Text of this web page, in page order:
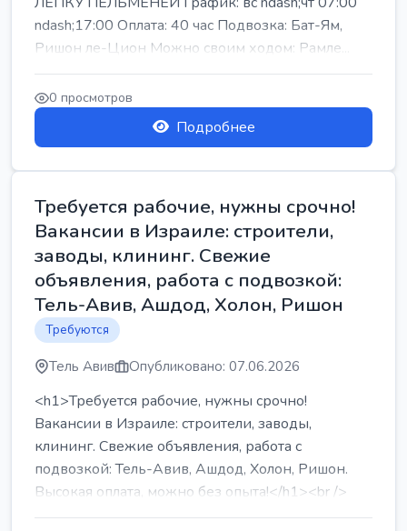
ndash;17:00 Оплата: 40 час Подвозка: Бат-Ям,
Ришон ле-Цион Можно своим ходом: Рамле...
0 просмотров
Подробнее
Требуется рабочие, нужны срочно!
Вакансии в Израиле: строители,
заводы, клининг. Свежие
объявления, работа с подвозкой:
Тель-Авив, Ашдод, Холон, Ришон
Требуются
Тель Авив Опубликовано: 07.06.2026
<h1>Требуется рабочие, нужны срочно!
Вакансии в Израиле: строители, заводы,
клининг. Свежие объявления, работа с
подвозкой: Тель-Авив, Ашдод, Холон, Ришон.
Высокая оплата, можно без опыта!</h1><br />
...